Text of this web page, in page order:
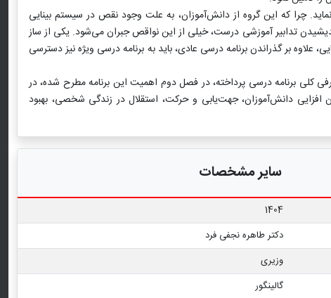
چرا که این گروه از دانش‌آموزان، به علت وجود نقص در سیستم بینایی
تدابیر آموزشی درست، خیلی از این نواقص جبران می‌شود. یکی از ساز
بر گذراندن برنامه درسی عادی، باید به برنامه درسی ویژه نیز دسترسی
برنامه درسی پرداخته، در فصل دوم اهمیت این برنامه مطرح شده، در
دانش‌آموزان، جهت‌یابی و حرکت، استقلال در زندگی شخصی، بهبود
سایر مشخصات
1404
دکتر طاهره نجفی فرد
وزیری
گالینگور